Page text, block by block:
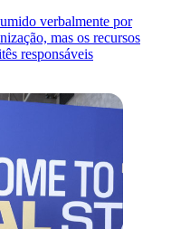
verbalmente por
mas os recursos
responsáveis